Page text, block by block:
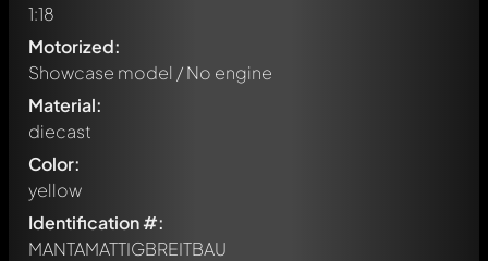
1:18
Motorized:
Showcase model / No engine
Material:
diecast
Color:
yellow
Identification #:
MANTAMATTIGBREITBAU